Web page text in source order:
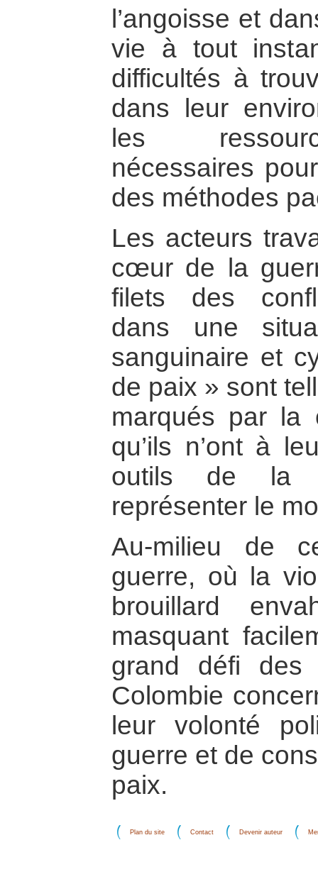
l’angoisse et
vie à tout
difficultés à
dans leur
les
nécessaires
des méthodes
Les acteurs
cœur de la
filets des
dans une
sanguinaire et
de paix » sont
marqués par la
qu’ils n’ont à
outils de la
représenter le
Au-milieu de
guerre, où la
brouillard
masquant
grand défi
Colombie
leur volonté
guerre et de
paix.
Plan du site Contact Devenir auteur